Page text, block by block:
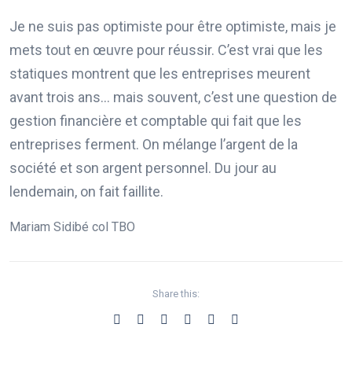
Je ne suis pas optimiste pour être optimiste, mais je
mets tout en œuvre pour réussir. C’est vrai que les
statiques montrent que les entreprises meurent
avant trois ans… mais souvent, c’est une question de
gestion financière et comptable qui fait que les
entreprises ferment. On mélange l’argent de la
société et son argent personnel. Du jour au
lendemain, on fait faillite.
Mariam Sidibé col TBO
Share this: